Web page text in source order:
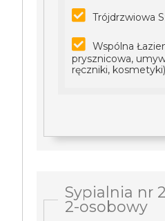
Trójdrzwiowa
Wspólna
prysznicowa,
ręczniki, kosmetyki)
Sypialnia nr
2-osobowy